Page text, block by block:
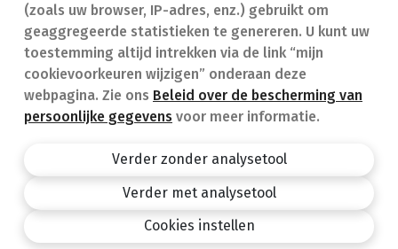
(zoals uw browser, IP-adres, enz.) gebruikt om
geaggregeerde statistieken te genereren. U kunt uw
toestemming altijd intrekken via de link “mijn
cookievoorkeuren wijzigen” onderaan deze
webpagina. Zie ons Beleid over de bescherming van
persoonlijke gegevens voor meer informatie.
Verder zonder analysetool
Verder met analysetool
Cookies instellen
Geneesmiddelen
(FAQ)
Apotheek.be
Privacy policy
Algemene voorwaarden
design by